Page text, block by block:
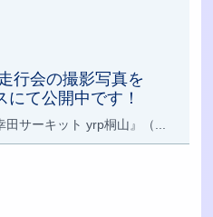
行会の撮影写真を
て公開中です！
サーキット yrp桐山』（...